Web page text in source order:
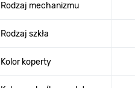
Rodzaj mechanizmu
Rodzaj szkła
Kolor koperty